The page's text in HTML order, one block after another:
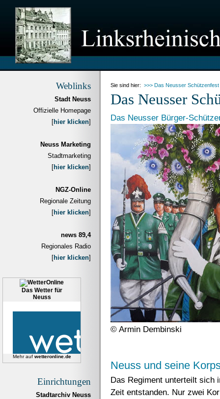
Weblinks
Stadt Neuss
Offizielle Homepage
[hier klicken]
Neuss Marketing
Stadtmarketing
[hier klicken]
NGZ-Online
Regionale Zeitung
[hier klicken]
news 89,4
Regionales Radio
[hier klicken]
Das Wetter für
Neuss
Mehr auf wetteronline.de
Einrichtungen
Stadtarchiv Neuss
Sie sind hier: >>> Das Neusser Schützenfest
Das Neusser
Das Neusser Bürger-
© Armin Dembinski
Neuss und seine
Das Regiment unterteilt sich
Zeit entstanden. Nur zwei